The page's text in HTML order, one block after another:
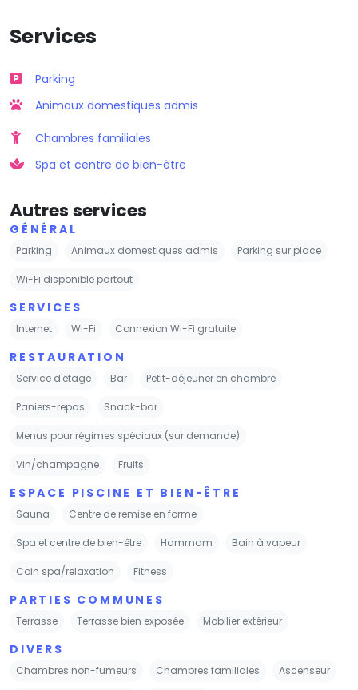
Services
Parking
Animaux domestiques admis
Chambres familiales
Spa et centre de bien-être
Autres services
GÉNÉRAL
Parking Animaux domestiques admis Parking sur place
Wi-Fi disponible partout
SERVICES
Internet Wi-Fi Connexion Wi-Fi gratuite
RESTAURATION
Service d'étage Bar Petit-déjeuner en chambre
Paniers-repas Snack-bar
Menus pour régimes spéciaux (sur demande)
Vin/champagne Fruits
ESPACE PISCINE ET BIEN-ÊTRE
Sauna Centre de remise en forme
Spa et centre de bien-être Hammam Bain à vapeur
Coin spa/relaxation Fitness
PARTIES COMMUNES
Terrasse Terrasse bien exposée Mobilier extérieur
DIVERS
Chambres non-fumeurs Chambres familiales Ascenseur